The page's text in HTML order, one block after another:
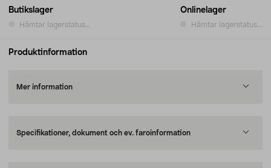
Butikslager
Hämtar lagerstatus...
Onlinelager
Hämtar lagerstatus...
Produktinformation
Mer information
Specifikationer, dokument och ev. faroinformation